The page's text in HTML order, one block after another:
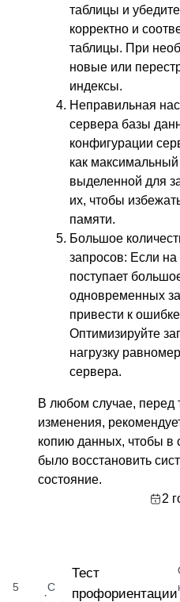
таблицы и
корректно и
таблицы. При
новые или
индексы.
Неправильная
сервера базы
конфигурации
как
выделенной для
их, чтобы
памяти.
Большое
запросов: Если
поступает
одновременных
привести к
Оптимизируйте
нагрузку
сервера.
В любом случае, перед
изменения,
копию данных, чтобы в
было восстановить
состояние.
2
5
·
С
Тест
профориентации